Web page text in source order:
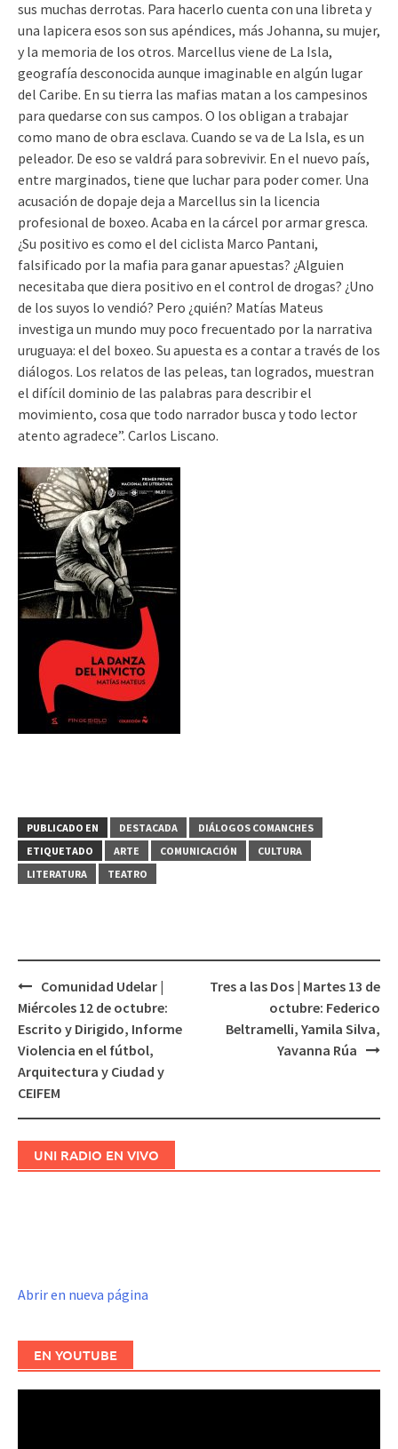
sus muchas derrotas. Para hacerlo cuenta con una libreta y
una lapicera esos son sus apéndices, más Johanna, su mujer,
y la memoria de los otros. Marcellus viene de La Isla,
geografía desconocida aunque imaginable en algún lugar
del Caribe. En su tierra las mafias matan a los campesinos
para quedarse con sus campos. O los obligan a trabajar
como mano de obra esclava. Cuando se va de La Isla, es un
peleador. De eso se valdrá para sobrevivir. En el nuevo país,
entre marginados, tiene que luchar para poder comer. Una
acusación de dopaje deja a Marcellus sin la licencia
profesional de boxeo. Acaba en la cárcel por armar gresca.
¿Su positivo es como el del ciclista Marco Pantani,
falsificado por la mafia para ganar apuestas? ¿Alguien
necesitaba que diera positivo en el control de drogas? ¿Uno
de los suyos lo vendió? Pero ¿quién? Matías Mateus
investiga un mundo muy poco frecuentado por la narrativa
uruguaya: el del boxeo. Su apuesta es a contar a través de los
diálogos. Los relatos de las peleas, tan logrados, muestran
el difícil dominio de las palabras para describir el
movimiento, cosa que todo narrador busca y todo lector
atento agradece”. Carlos Liscano.
PUBLICADO EN DESTACADA
DIÁLOGOS COMANCHES
ETIQUETADO
ARTE COMUNICACIÓN
CULTURA
LITERATURA
TEATRO
Navegación
de
entradas
Comunidad Udelar |
Miércoles 12 de octubre:
Escrito y Dirigido, Informe
Violencia en el fútbol,
Arquitectura y Ciudad y
CEIFEM
Tres a las Dos | Martes 13 de
octubre: Federico
Beltramelli, Yamila Silva,
Yavanna Rúa
UNI RADIO EN VIVO
Abrir en nueva página
EN YOUTUBE